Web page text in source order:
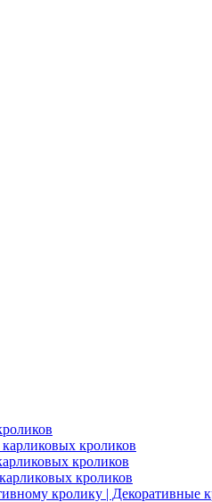
кроликов
кроликов
кроликов
кролику | Декоративные